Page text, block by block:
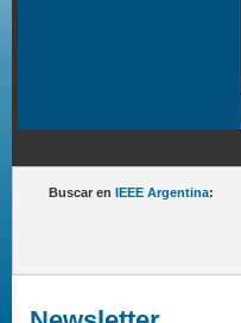
Buscar en IEEE Argentina: